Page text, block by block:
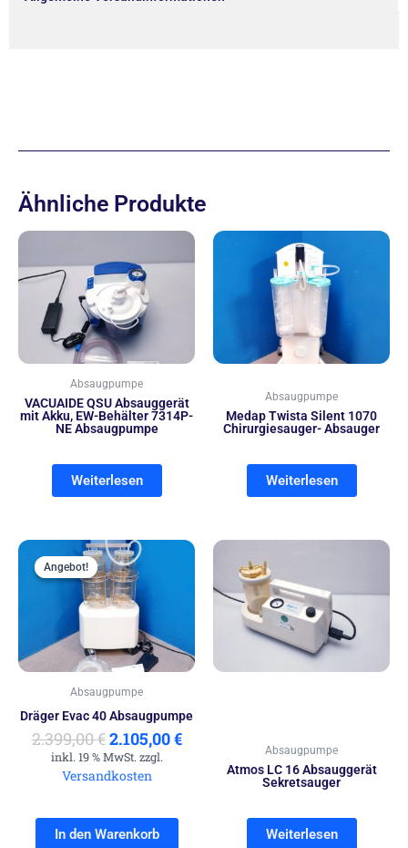
Ähnliche Produkte
Absaugpumpe
VACUAIDE QSU Absauggerät
mit Akku, EW-Behälter 7314P-
NE Absaugpumpe
Weiterlesen
Absaugpumpe
Medap Twista Silent 1070
Chirurgiesauger- Absauger
Weiterlesen
Angebot!
Angebot!
Absaugpumpe
Dräger Evac 40 Absaugpumpe
2.399,00€
Ursprünglicher
Preis
war:
2.399,00 €
2.105,00€
Aktueller
2.105,00 €.
inkl. 19 % MwSt. zzgl.
Versandkosten
In den Warenkorb
Absaugpumpe
Atmos LC 16 Absauggerät
Sekretsauger
Weiterlesen